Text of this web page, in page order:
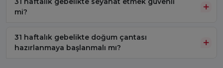
mi?
31 haftalık gebelikte doğum çantası
hazırlanmaya başlanmalı mı?